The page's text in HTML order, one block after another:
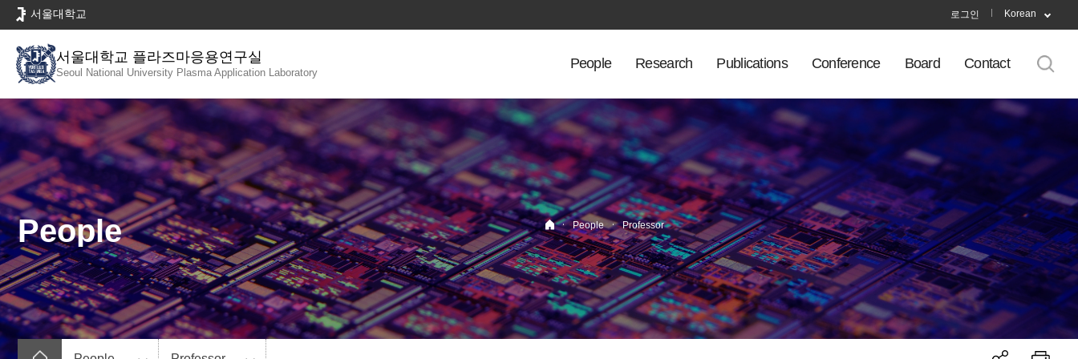
로
뉴
서울대학교 로그인 Korean
서울대학교 플라즈마응용연구실
Seoul National University Plasma Application Laboratory
People Research Publications Conference Board Contact
People · People · Professor